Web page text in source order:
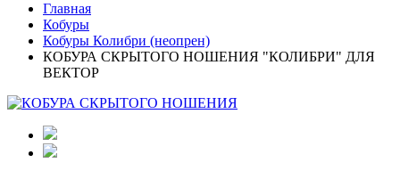
Главная
Кобуры
Кобуры Колибри (неопрен)
КОБУРА СКРЫТОГО НОШЕНИЯ "КОЛИБРИ" ДЛЯ
ВЕКТОР